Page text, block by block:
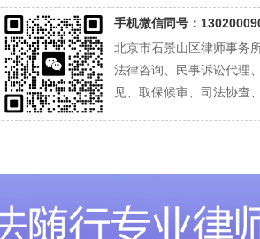
手机微信同号：
北京市石景山区律师事务
法律咨询、民事诉讼代理
见、取保候审、司法协查